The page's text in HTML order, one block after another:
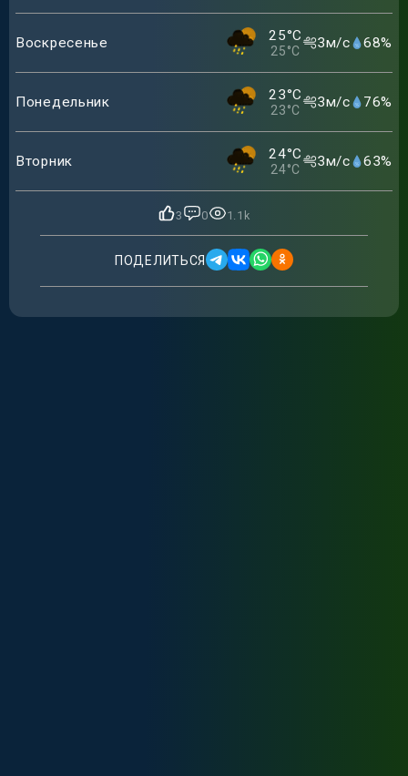
Воскресенье 25°C
25°C 3м/с 68%
Понедельник 23°C
23°C 3м/с 76%
Вторник 24°C
24°C 3м/с 63%
3 0 1.1k
ПОДЕЛИТЬСЯ